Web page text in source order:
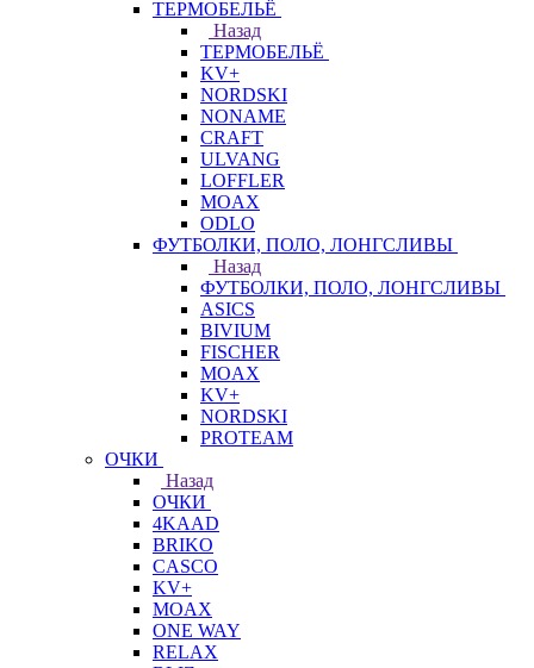
ТЕРМОБЕЛЬЁ
Назад
ТЕРМОБЕЛЬЁ
KV+
NORDSKI
NONAME
CRAFT
ULVANG
LOFFLER
MOAX
ODLO
ФУТБОЛКИ, ПОЛО, ЛОНГСЛИВЫ
Назад
ФУТБОЛКИ, ПОЛО, ЛОНГСЛИВЫ
ASICS
BIVIUM
FISCHER
MOAX
KV+
NORDSKI
PROTEAM
ОЧКИ
Назад
ОЧКИ
4KAAD
BRIKO
CASCO
KV+
MOAX
ONE WAY
RELAX